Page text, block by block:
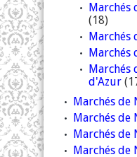
Marchés
(18)
Marchés
Marchés
Marchés
d'Azur
Marchés de
Marchés de
Marchés de
Marchés de